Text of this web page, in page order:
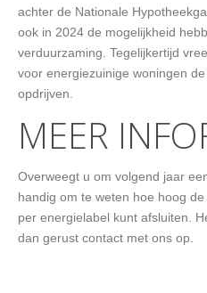
achter de Nationale
ook in 2024 de mogelijkheid
verduurzaming. Tegelijkertijd
voor energiezuinige woningen
opdrijven.
MEER
Overweegt u om volgend jaar
handig om te weten hoe hoog
per energielabel kunt afsluiten.
dan gerust contact met ons op.